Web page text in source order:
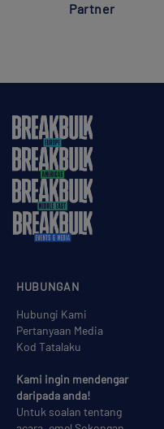
Partner
HUBUNGAN
Hubungi Kami
Pertanyaan Media
Kod Tatalaku
Kami ingin mendengar
daripada anda!
Untuk soalan tentang